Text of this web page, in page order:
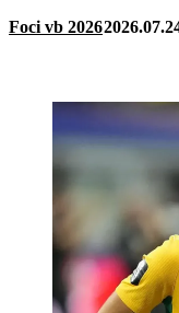
Foci vb 2026